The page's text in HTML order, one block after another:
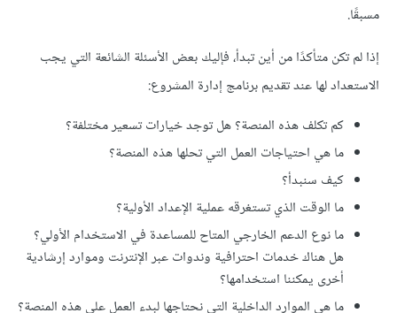
مسبقًا.
إذا لم تكن متأكدًا من أين تبدأ، فإليك بعض الأسئلة الشائعة التي يجب
الاستعداد لها عند تقديم برنامج إدارة المشروع:
كم تكلف هذه المنصة؟ هل توجد خيارات تسعير مختلفة؟
ما هي احتياجات العمل التي تحلها هذه المنصة؟
كيف سنبدأ؟
ما الوقت الذي تستغرقه عملية الإعداد الأولية؟
ما نوع الدعم الخارجي المتاح للمساعدة في الاستخدام الأولي؟
هل هناك خدمات احترافية وندوات عبر الإنترنت وموارد إرشادية
أخرى يمكننا استخدامها؟
ما هي الموارد الداخلية التي نحتاجها لبدء العمل على هذه المنصة؟